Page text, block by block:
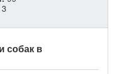
3
собак в